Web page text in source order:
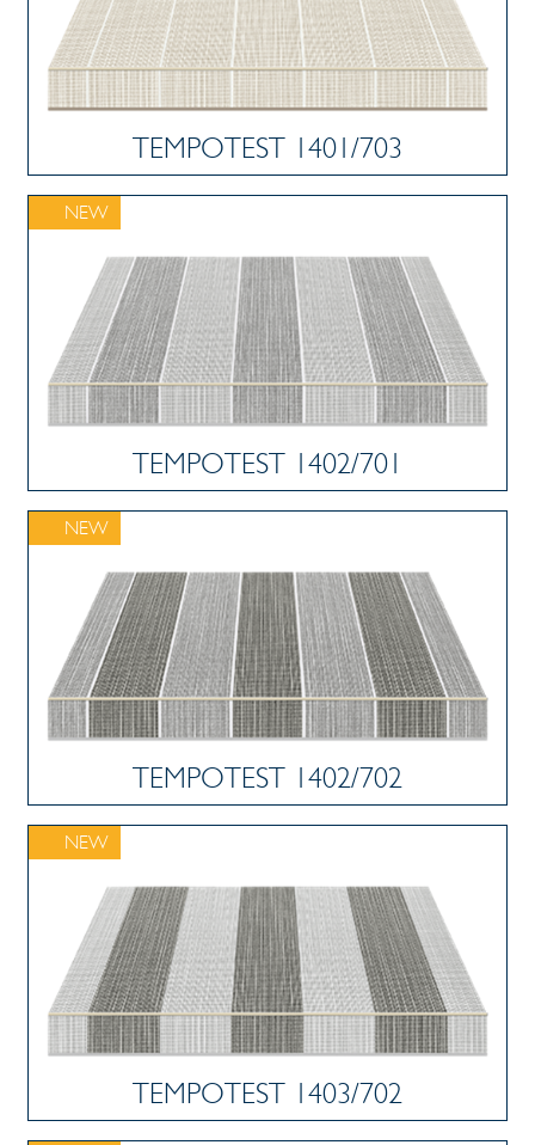
TEMPOTEST 1401/703
NEW
TEMPOTEST 1402/701
NEW
TEMPOTEST 1402/702
NEW
TEMPOTEST 1403/702